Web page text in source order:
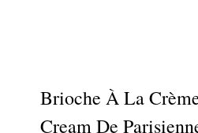
Brioche À La
Cream De